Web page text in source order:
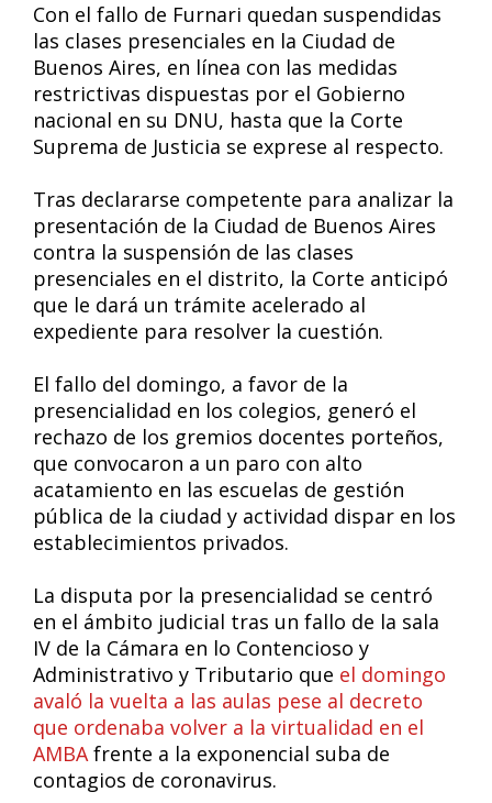
Con el fallo de Furnari quedan suspendidas
las clases presenciales en la Ciudad de
Buenos Aires, en línea con las medidas
restrictivas dispuestas por el Gobierno
nacional en su DNU, hasta que la Corte
Suprema de Justicia se exprese al respecto.
Tras declararse competente para analizar la
presentación de la Ciudad de Buenos Aires
contra la suspensión de las clases
presenciales en el distrito, la Corte anticipó
que le dará un trámite acelerado al
expediente para resolver la cuestión.
El fallo del domingo, a favor de la
presencialidad en los colegios, generó el
rechazo de los gremios docentes porteños,
que convocaron a un paro con alto
acatamiento en las escuelas de gestión
pública de la ciudad y actividad dispar en los
establecimientos privados.
La disputa por la presencialidad se centró
en el ámbito judicial tras un fallo de la sala
IV de la Cámara en lo Contencioso y
Administrativo y Tributario que el domingo
avaló la vuelta a las aulas pese al decreto
que ordenaba volver a la virtualidad en el
AMBAfrente a la exponencial suba de
contagios de coronavirus.